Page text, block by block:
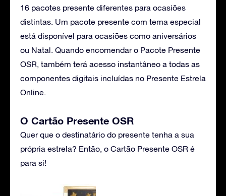
16 pacotes presente diferentes para ocasiões
distintas. Um pacote presente com tema especial
está disponível para ocasiões como aniversários
ou Natal. Quando encomendar o Pacote Presente
OSR, também terá acesso instantâneo a todas as
componentes digitais incluídas no Presente Estrela
Online.
O Cartão Presente OSR
Quer que o destinatário do presente tenha a sua
própria estrela? Então, o Cartão Presente OSR é
para si!